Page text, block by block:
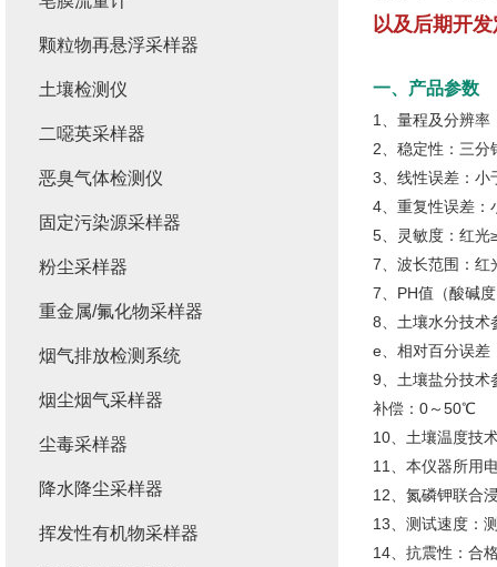
以及后期开
一、产品参数
1、量程及分辨率
2、稳定性：三分
3、线性误差：小
4、重复性误差：
5、灵敏度：红
7、波长范围：红
7、PH值（酸
8、土壤水分技术
e、相对百分误差
9、土壤盐分技
补偿：0～50℃
10、土壤温度技
11、本仪器所用
12、氮磷钾联合
13、测试速度：
14、抗震性：合
颗粒物再悬浮采样器
土壤检测仪
二噁英采样器
恶臭气体检测仪
固定污染源采样器
粉尘采样器
重金属/氟化物采样器
烟气排放检测系统
烟尘烟气采样器
尘毒采样器
降水降尘采样器
挥发性有机物采样器